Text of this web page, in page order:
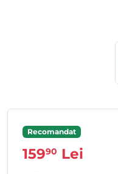
Recomandat
15990 Lei